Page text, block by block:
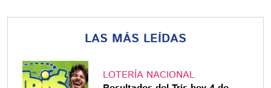
LAS MÁS LEÍDAS
LOTERÍA NACIONAL